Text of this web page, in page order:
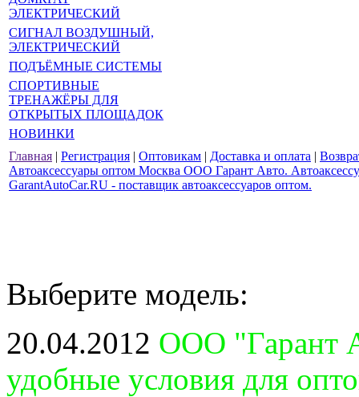
ЭЛЕКТРИЧЕСКИЙ
СИГНАЛ ВОЗДУШНЫЙ,
ЭЛЕКТРИЧЕСКИЙ
ПОДЪЁМНЫЕ СИСТЕМЫ
СПОРТИВНЫЕ
ТРЕНАЖЁРЫ ДЛЯ
ОТКРЫТЫХ ПЛОЩАДОК
НОВИНКИ
Главная | Регистрация | Оптовикам | Доставка и оплата |
Автоаксессуары оптом Москва ООО Гарант Авто.
GarantAutoCar.RU - поставщик автоаксессуаров оптом.
Выберите модель:
20.04.2012 ООО "Гарант
удобные условия для